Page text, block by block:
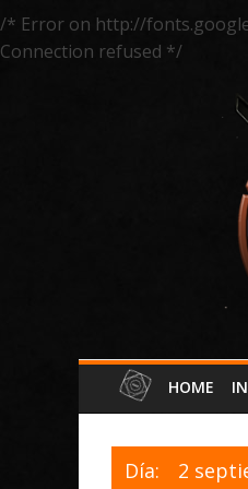
/* Error on http://
Connection refused */
HOME
Día: 2